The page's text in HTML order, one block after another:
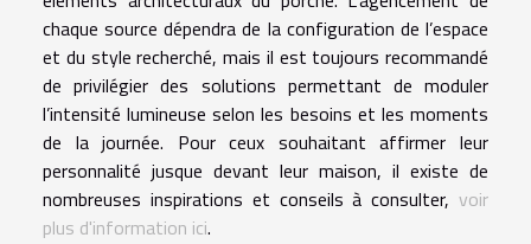
chaque source dépendra de la configuration de l’espace
et du style recherché, mais il est toujours recommandé
de privilégier des solutions permettant de moduler
l’intensité lumineuse selon les besoins et les moments
de la journée. Pour ceux souhaitant affirmer leur
personnalité jusque devant leur maison, il existe de
nombreuses inspirations et conseils à consulter, voir
plus d'information ici.